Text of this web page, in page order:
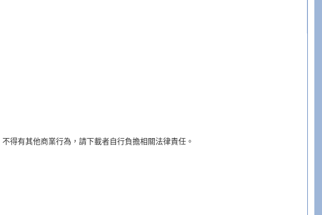
得有其他商業行為，請下載者自行負擔相關法律責任。